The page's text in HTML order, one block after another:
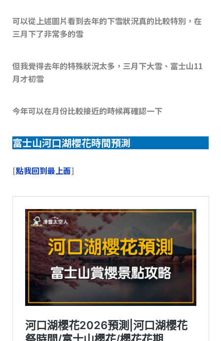
可以從上述圖片看到去年的下雪狀況真的比較特別，在
三月下了非常多的雪
但我覺得去年的特殊狀況太多，三月下大雪、富士山11
月才初雪
今年可以在月份比較接近的時候再確認一下
富士山河口湖櫻花時間預測
[點我回到最上面]